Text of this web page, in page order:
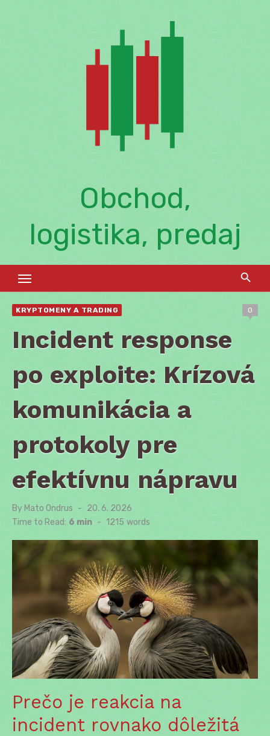
Obchod,
logistika, predaj
KRYPTOMENY A TRADING 0
Incident response
po exploite: Krízová
komunikácia a
protokoly pre
efektívnu nápravu
By Mato Ondrus
Posted
on
20. 6. 2026
Time to Read: 6 min - 1215 words
Prečo je reakcia na
incident rovnako dôležitá